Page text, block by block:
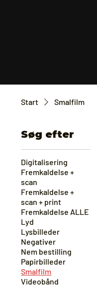
Start Smalfilm
Søg efter
Digitalisering
Fremkaldelse +
scan
Fremkaldelse +
scan + print
Fremkaldelse ALLE
Lyd
Lysbilleder
Negativer
Nem bestilling
Papirbilleder
Smalfilm
Videobånd